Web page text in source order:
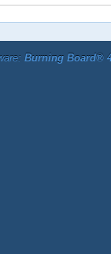
Burning Board®